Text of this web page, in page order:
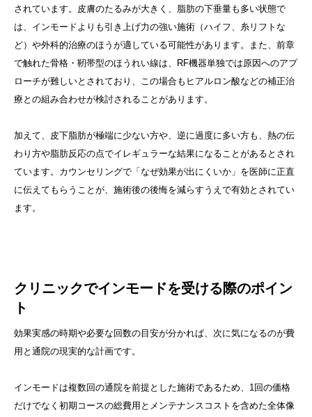
されています。皮膚のたるみが大きく、脂肪の下垂量も多い状態で
は、インモードよりも引き上げ力の強い施術（ハイフ、糸リフトな
ど）や外科的治療のほうが適している可能性があります。また、前章
で触れた骨格・靭帯型のほうれい線は、RF機器単独では原因へのアプ
ローチが難しいとされており、この場合もヒアルロン酸などの補正治
療との組み合わせが検討されることがあります。
加えて、皮下脂肪が極端に少ない方や、逆に過度に多い方も、熱の伝
わり方や脂肪反応の点でイレギュラーな結果になることがあるとされ
ています。カウンセリングで「なぜ効果が出にくいか」を医師に正直
に伝えてもらうことが、施術後の後悔を減らすうえで有効とされてい
ます。
クリニックでインモードを受ける際のポイン
ト
効果実感の時期や必要な回数の目安が分かれば、次に気になるのが費
用と通院の現実的な計画です。
インモードは複数回の通院を前提とした施術であるため、1回の価格
だけでなく初期コースの総費用とメンテナンスコストを含めた全体像